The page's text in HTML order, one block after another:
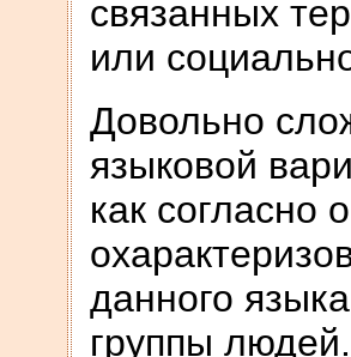
связанных
или
Довольно
языковой
как согласно
данного
группы